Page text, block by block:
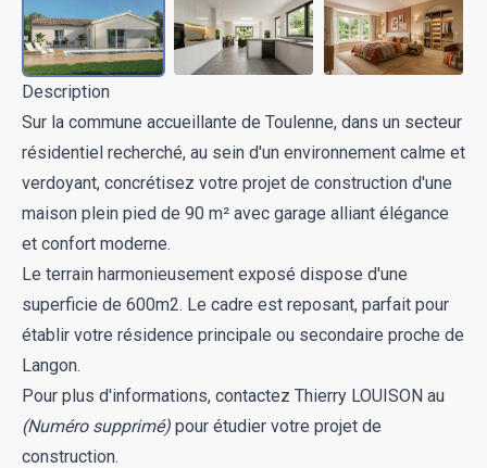
Description
Sur la commune accueillante de Toulenne, dans un secteur
résidentiel recherché, au sein d'un environnement calme et
verdoyant, concrétisez votre projet de construction d'une
maison plein pied de 90 m² avec garage alliant élégance
et confort moderne.
Le terrain harmonieusement exposé dispose d'une
superficie de 600m2. Le cadre est reposant, parfait pour
établir votre résidence principale ou secondaire proche de
Langon.
Pour plus d'informations, contactez Thierry LOUISON au
(Numéro supprimé) pour étudier votre projet de
construction.